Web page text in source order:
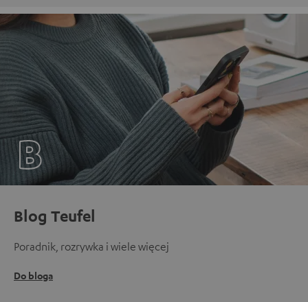
Blog Teufel
Poradnik, rozrywka i wiele więcej
Do bloga